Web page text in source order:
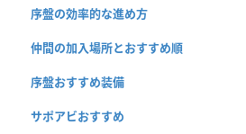
序盤の効率的な進め方
仲間の加入場所とおすすめ順
序盤おすすめ装備
サポアビおすすめ